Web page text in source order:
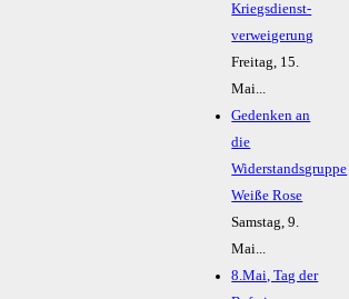
Kriegsdienst-
verweigerung
Freitag, 15.
Mai...
Gedenken an
die
Widerstandsgruppe
Weiße Rose
Samstag, 9.
Mai...
8.Mai, Tag der